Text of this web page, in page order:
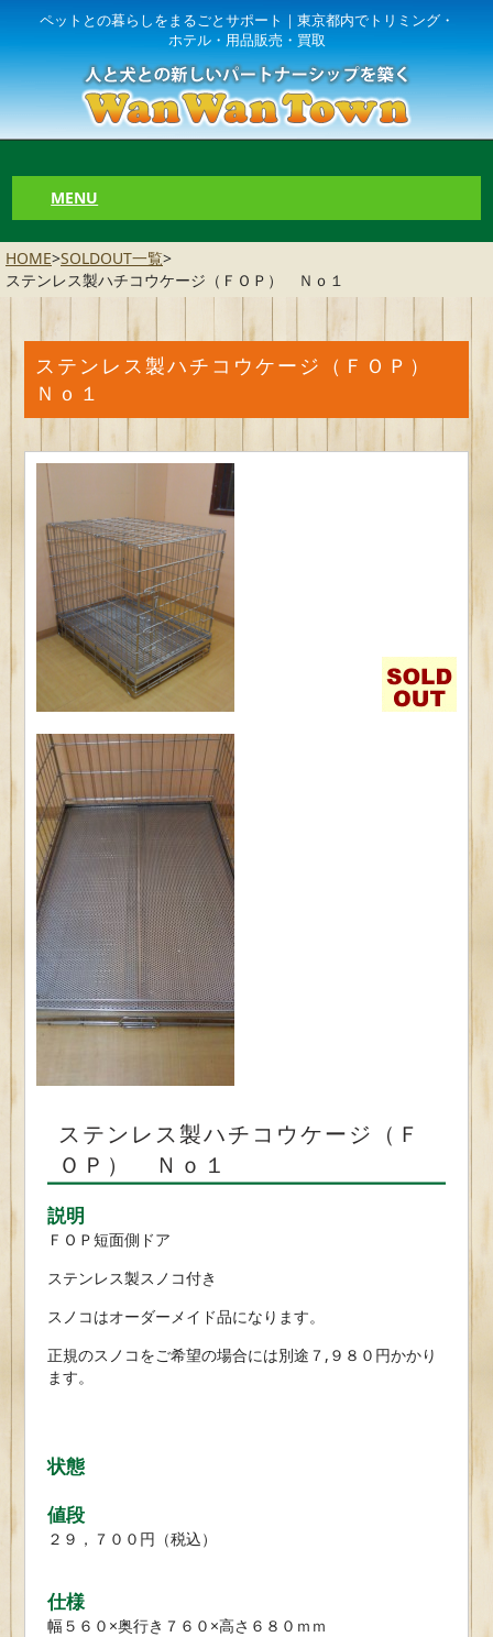
ペットとの暮らしをまるごとサポート｜東京都内でトリミング・
ホテル・用品販売・買取
MENU
HOME>SOLDOUT一覧>
ステンレス製ハチコウケージ（ＦＯＰ） Ｎｏ１
ステンレス製ハチコウケージ（ＦＯＰ）
Ｎｏ１
ステンレス製ハチコウケージ（Ｆ
ＯＰ） Ｎｏ１
説明
ＦＯＰ短面側ドア
ステンレス製スノコ付き
スノコはオーダーメイド品になります。
正規のスノコをご希望の場合には別途７,９８０円かかり
ます。
状態
値段
２９，７００円（税込）
仕様
幅５６０×奥行き７６０×高さ６８０ｍｍ